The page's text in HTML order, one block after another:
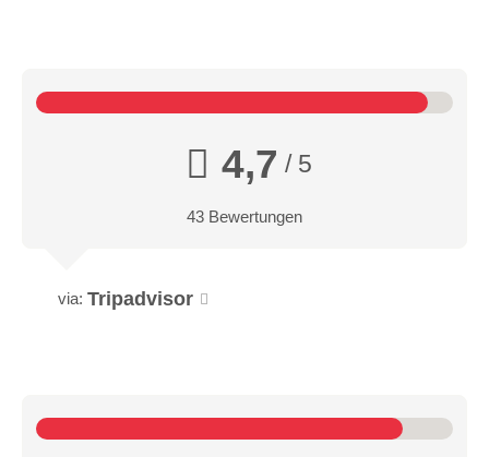
4,7 / 5
43 Bewertungen
via: Tripadvisor